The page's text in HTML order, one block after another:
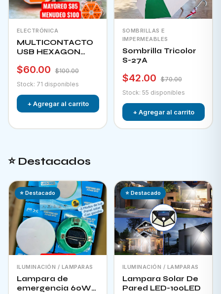
ELECTRÓNICA
MULTICONTACTO
USB HEXAGON
$60.00
$100.00
Stock: 71 disponibles
+ Agregar al carrito
SOMBRILLAS E
IMPERMEABLES
Sombrilla Tricolor
S-27A
$42.00
$70.00
Stock: 55 disponibles
+ Agregar al carrito
⭐ Destacados
⭐ Destacado
ILUMINACIÓN / LAMPARAS
Lampara de
emergencia 60W
⭐ Destacado
ILUMINACIÓN / LAMPARAS
Lampara Solar De
Pared LED-100LED